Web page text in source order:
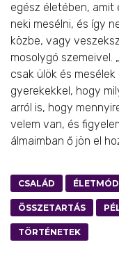
egész életében, amit
neki mesélni, és így
közbe, vagy
mosolygó szemeivel.
csak ülök és
gyerekekkel, hogy
arról is, hogy
velem van, és
álmaimban ő jön el
CSALÁD ÉLETMÓD
ÖSSZETARTÁS
TÖRTÉNETEK